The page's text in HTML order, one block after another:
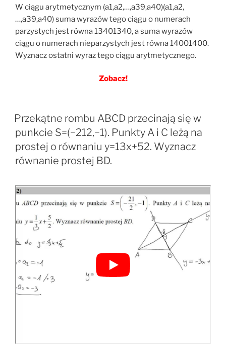
W ciągu arytmetycznym (a1,a2,…,a39,a40)(a1,a2,
…,a39,a40) suma wyrazów tego ciągu o numerach
parzystych jest równa 13401340, a suma wyrazów
ciągu o numerach nieparzystych jest równa 14001400.
Wyznacz ostatni wyraz tego ciągu arytmetycznego.
Zobacz!
Przekątne rombu ABCD przecinają się w
punkcie S=(−212,−1). Punkty A i C leżą na
prostej o równaniu y=13x+52. Wyznacz
równanie prostej BD.